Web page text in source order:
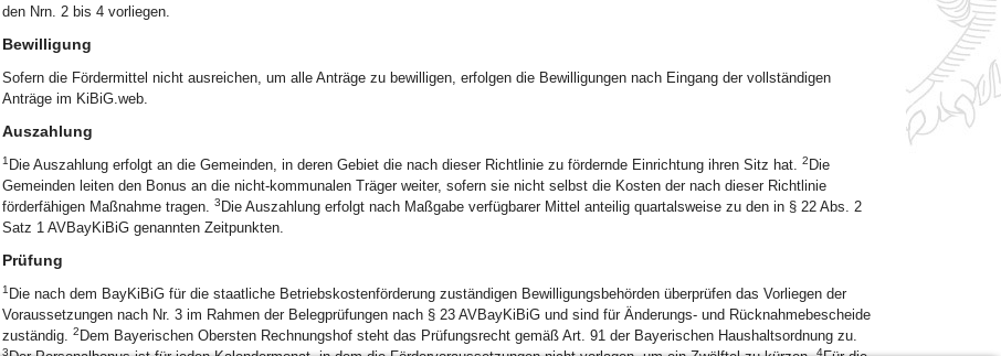
den Nrn. 2 bis 4 vorliegen.
Bewilligung
Sofern die Fördermittel nicht ausreichen, um alle Anträge zu bewilligen, erfolgen die Bewilligungen nach Eingang der vollständigen
Anträge im KiBiG.web.
Auszahlung
1 Die Auszahlung erfolgt an die Gemeinden, in deren Gebiet die nach dieser Richtlinie zu fördernde Einrichtung ihren Sitz hat. 2 Die
Gemeinden leiten den Bonus an die nicht-kommunalen Träger weiter, sofern sie nicht selbst die Kosten der nach dieser Richtlinie
förderfähigen Maßnahme tragen. 3 Die Auszahlung erfolgt nach Maßgabe verfügbarer Mittel anteilig quartalsweise zu den in § 22 Abs. 2
Satz 1 AVBayKiBiG genannten Zeitpunkten.
Prüfung
1 Die nach dem BayKiBiG für die staatliche Betriebskostenförderung zuständigen Bewilligungsbehörden überprüfen das Vorliegen der
Voraussetzungen nach Nr. 3 im Rahmen der Belegprüfungen nach § 23 AVBayKiBiG und sind für Änderungs- und Rücknahmebescheide
zuständig. 2 Dem Bayerischen Obersten Rechnungshof steht das Prüfungsrecht gemäß Art. 91 der Bayerischen Haushaltsordnung zu.
3 4